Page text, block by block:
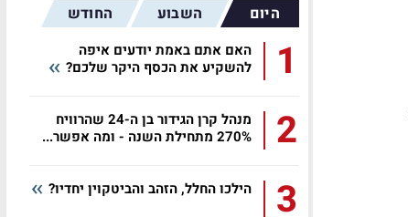
היום השבוע החודש
1
האם אתם באמת יודעים איפה
להשקיע את הכסף היקר שלכם?
2
מנהל קרן הגידור בן ה-24 שהרוויח
270% מתחילת השנה - ומה אפשר...
3 הילכו החלל, הזהב והביטקוין יחדיו?